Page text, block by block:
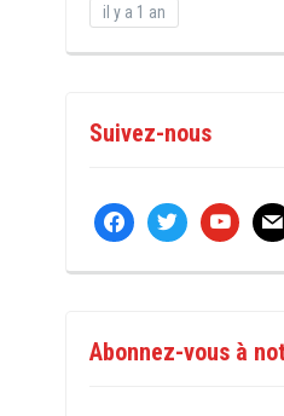
il y a 1 an
Suivez-nous
facebooktwitteryoutube
Abonnez-vous à